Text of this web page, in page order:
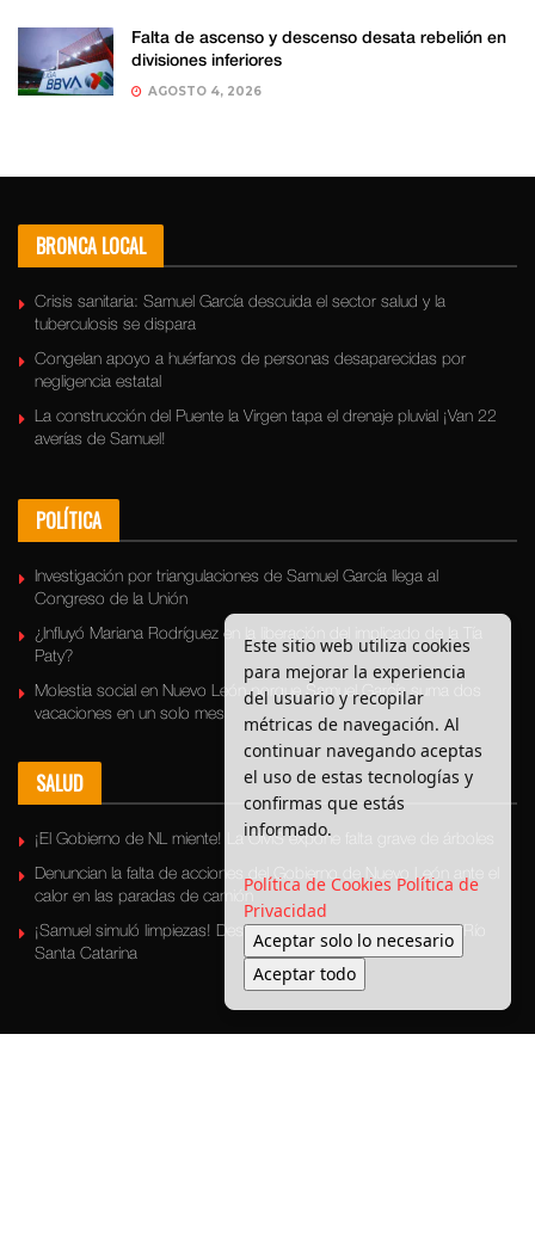
Falta de ascenso y descenso desata rebelión en
divisiones inferiores
AGOSTO 4, 2026
BRONCA LOCAL
Crisis sanitaria: Samuel García descuida el sector salud y la
tuberculosis se dispara
Congelan apoyo a huérfanos de personas desaparecidas por
negligencia estatal
La construcción del Puente la Virgen tapa el drenaje pluvial ¡Van 22
averías de Samuel!
POLÍTICA
Investigación por triangulaciones de Samuel García llega al
Congreso de la Unión
¿Influyó Mariana Rodríguez en la liberación del implicado de la Tía
Paty?
Molestia social en Nuevo León porque Samuel García suma dos
vacaciones en un solo mes
SALUD
¡El Gobierno de NL miente! La OMS expone falta grave de árboles
Denuncian la falta de acciones del Gobierno de Nuevo León ante el
calor en las paradas de camión
¡Samuel simuló limpiezas! Descubren basura escondida en el Río
Santa Catarina
Este sitio web utiliza cookies
para mejorar la experiencia
del usuario y recopilar
métricas de navegación. Al
continuar navegando aceptas
el uso de estas tecnologías y
confirmas que estás
informado.
Política de Cookies Política de
Privacidad
Aceptar solo lo necesario
Aceptar todo